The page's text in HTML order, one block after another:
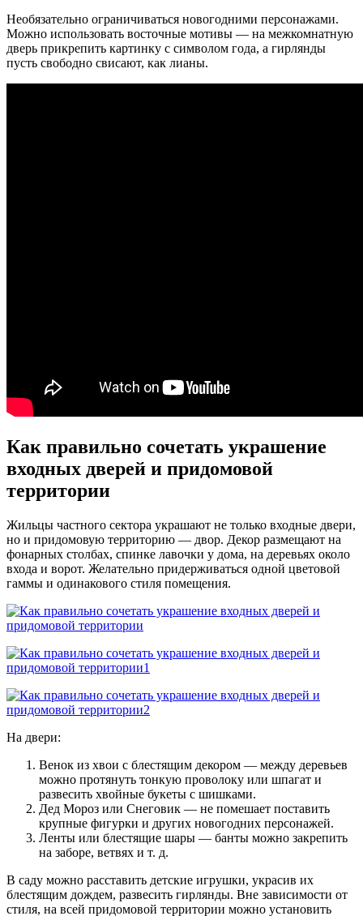
Необязательно ограничиваться новогодними персонажами.
Можно использовать восточные мотивы — на межкомнатную
дверь прикрепить картинку с символом года, а гирлянды
пусть свободно свисают, как лианы.
Как правильно сочетать украшение
входных дверей и придомовой
территории
Жильцы частного сектора украшают не только входные двери,
но и придомовую территорию — двор. Декор размещают на
фонарных столбах, спинке лавочки у дома, на деревьях около
входа и ворот. Желательно придерживаться одной цветовой
гаммы и одинакового стиля помещения.
На двери:
Венок из хвои с блестящим декором — между деревьев
можно протянуть тонкую проволоку или шпагат и
развесить хвойные букеты с шишками.
Дед Мороз или Снеговик — не помешает поставить
крупные фигурки и других новогодних персонажей.
Ленты или блестящие шары — банты можно закрепить
на заборе, ветвях и т. д.
В саду можно расставить детские игрушки, украсив их
блестящим дождем, развесить гирлянды. Вне зависимости от
стиля, на всей придомовой территории можно установить